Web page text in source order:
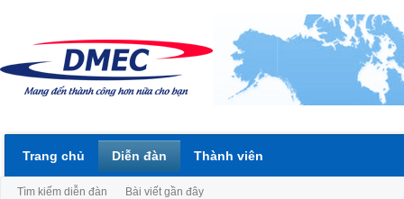
Trang chủ Diễn đàn
Tìm kiếm diễn đàn Bài viết gần đây
Thành viên